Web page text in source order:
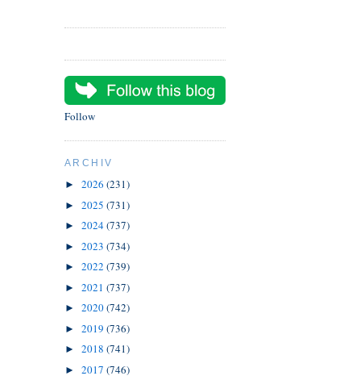
Follow
ARCHIV
► 2026 (231)
► 2025 (731)
► 2024(737)
► 2023 (734)
► 2022 (739)
► 2021 (737)
► 2020(742)
► 2019 (736)
► 2018 (741)
► 2017 (746)